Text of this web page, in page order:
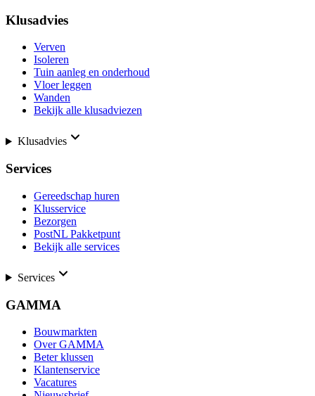
Klusadvies
Verven
Isoleren
Tuin aanleg en onderhoud
Vloer leggen
Wanden
Bekijk alle klusadviezen
Klusadvies
Services
Gereedschap huren
Klusservice
Bezorgen
PostNL Pakketpunt
Bekijk alle services
Services
GAMMA
Bouwmarkten
Over GAMMA
Beter klussen
Klantenservice
Vacatures